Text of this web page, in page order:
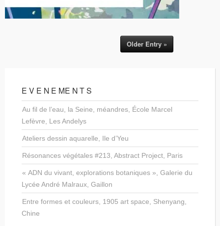
Older Entry »
E V E N E ME N T S
Au fil de l’eau, la Seine, méandres, École Marcel
Lefèvre, Les Andelys
Ateliers dessin aquarelle, Ile d’Yeu
Résonances végétales #213, Abstract Project, Paris
« ADN du vivant, explorations botaniques », Galerie du
Lycée André Malraux, Gaillon
Entre formes et couleurs, 1905 art space, Shenyang,
Chine